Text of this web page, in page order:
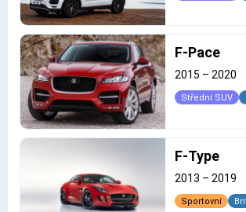
F-Pace
2015 – 2020
Střední SUV
F-Type
2013 – 2019
Sportovní